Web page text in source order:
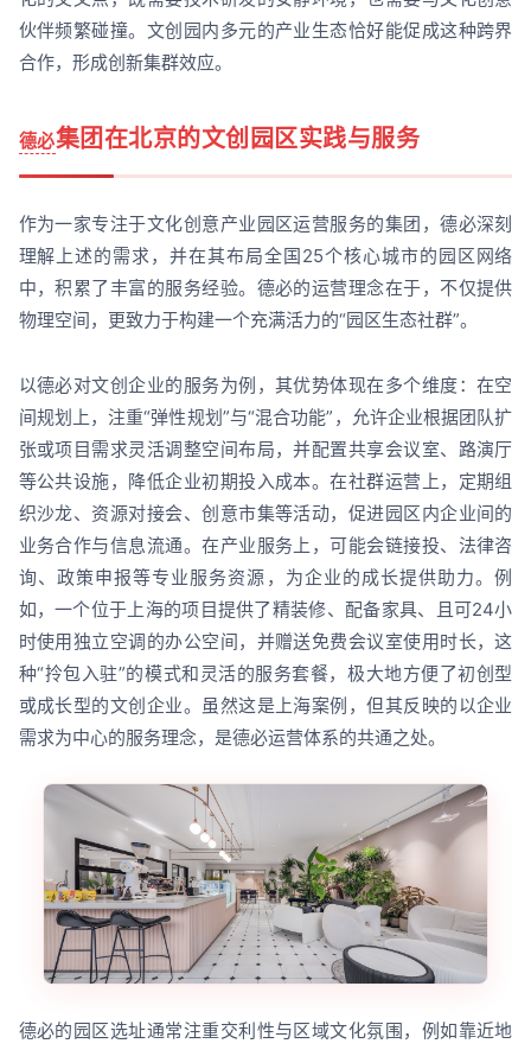
伙伴频繁碰撞。文创园内多元的产业生态恰好能促成这种跨界
合作，形成创新集群效应。
德必集团在北京的文创园区实践与服务
作为一家专注于文化创意产业园区运营服务的集团，德必深刻
理解上述的需求，并在其布局全国25个核心城市的园区网络
中，积累了丰富的服务经验。德必的运营理念在于，不仅提供
物理空间，更致力于构建一个充满活力的“园区生态社群”。
以德必对文创企业的服务为例，其优势体现在多个维度：在空
间规划上，注重“弹性规划”与“混合功能”，允许企业根据团队扩
张或项目需求灵活调整空间布局，并配置共享会议室、路演厅
等公共设施，降低企业初期投入成本。在社群运营上，定期组
织沙龙、资源对接会、创意市集等活动，促进园区内企业间的
业务合作与信息流通。在产业服务上，可能会链接投、法律咨
询、政策申报等专业服务资源，为企业的成长提供助力。例
如，一个位于上海的项目提供了精装修、配备家具、且可24小
时使用独立空调的办公空间，并赠送免费会议室使用时长，这
种“拎包入驻”的模式和灵活的服务套餐，极大地方便了初创型
或成长型的文创企业。虽然这是上海案例，但其反映的以企业
需求为中心的服务理念，是德必运营体系的共通之处。
德必的园区选址通常注重交利性与区域文化氛围，例如靠近地